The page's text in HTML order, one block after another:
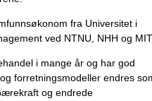
fra Universitet i
ved NTNU, NHH og
i mange år og har god
forretningsmodeller endres
og endrede